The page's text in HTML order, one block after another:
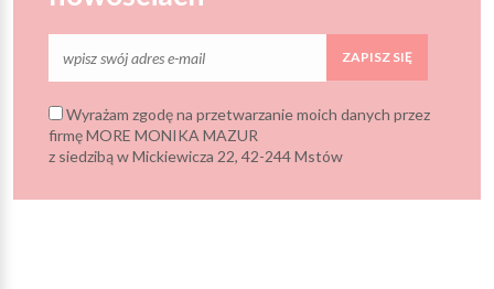
ZAPISZ SIĘ
Wyrażam zgodę na przetwarzanie moich danych przez
firmę MORE MONIKA MAZUR
z siedzibą w Mickiewicza 22, 42-244 Mstów